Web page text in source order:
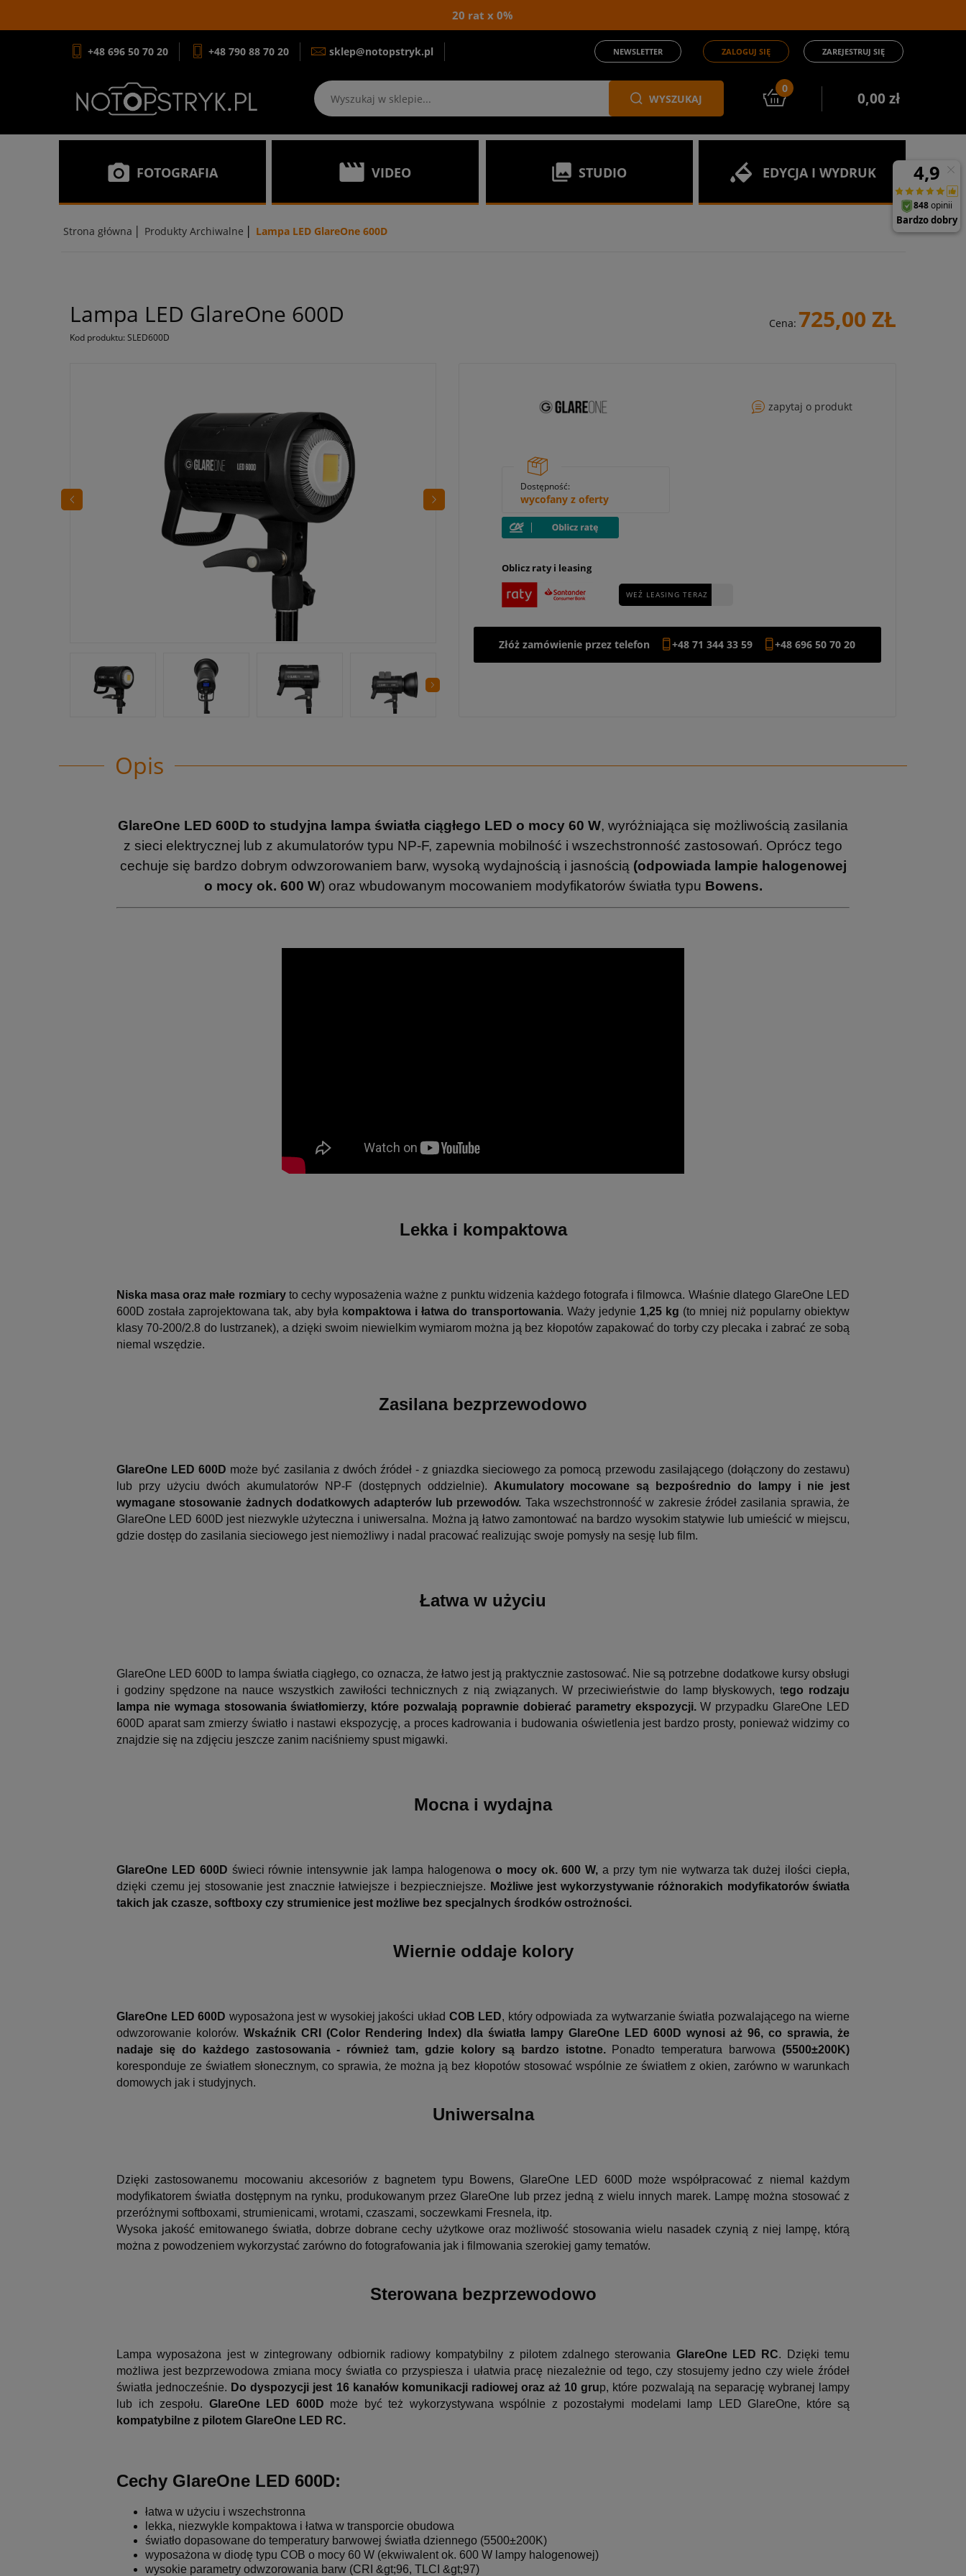
20 rat x 0%
+48 696 50 70 20 +48 790 88 70 20 sklep@notopstryk.pl NEWSLETTER ZALOGUJ SIĘ ZAREJESTRUJ SIĘ
WYSZUKAJ
0
0,00 zł
FOTOGRAFIA VIDEO STUDIO EDYCJA I WYDRUK
Strona główna | Produkty Archiwalne | Lampa LED GlareOne 600D
Lampa LED GlareOne 600D
Kod produktu: SLED600D
Cena: 725,00 ZŁ
zapytaj o produkt
Dostępność:
wycofany z oferty
Oblicz raty i leasing
WEŹ LEASING TERAZ
Złóż zamówienie przez telefon +48 71 344 33 59 +48 696 50 70 20
Opis
GlareOne LED 600D to studyjna lampa światła ciągłego LED o mocy 60 W, wyróżniająca się możliwością zasilania
z sieci elektrycznej lub z akumulatorów typu NP-F, zapewnia mobilność i wszechstronność zastosowań. Oprócz tego
cechuje się bardzo dobrym odwzorowaniem barw, wysoką wydajnością i jasnością (odpowiada lampie halogenowej
o mocy ok. 600 W) oraz wbudowanym mocowaniem modyfikatorów światła typu Bowens.
Lekka i kompaktowa
Niska masa oraz małe rozmiaryto cechy wyposażenia ważne z punktu widzenia każdego fotografa i filmowca. Właśnie dlatego GlareOne LED
600D została zaprojektowana tak, aby była kompaktowa i łatwa do transportowania. Waży jedynie 1,25 kg (to mniej niż popularny obiektyw
klasy 70-200/2.8 do lustrzanek), a dzięki swoim niewielkim wymiarom można ją bez kłopotów zapakować do torby czy plecaka i zabrać ze sobą
niemal wszędzie.
Zasilana bezprzewodowo
GlareOne LED 600D może być zasilania z dwóch źródeł - z gniazdka sieciowego za pomocą przewodu zasilającego (dołączony do zestawu)
lub przy użyciu dwóch akumulatorów NP-F (dostępnych oddzielnie). Akumulatory mocowane są bezpośrednio do lampy i nie jest
wymagane stosowanie żadnych dodatkowych adapterów lub przewodów. Taka wszechstronność w zakresie źródeł zasilania sprawia, że
GlareOne LED 600D jest niezwykle użyteczna i uniwersalna. Można ją łatwo zamontować na bardzo wysokim statywie lub umieścić w miejscu,
gdzie dostęp do zasilania sieciowego jest niemożliwy i nadal pracować realizując swoje pomysły na sesję lub film.
Łatwa w użyciu
GlareOne LED 600D to lampa światła ciągłego, co oznacza, że łatwo jest ją praktycznie zastosować. Nie są potrzebne dodatkowe kursy obsługi
i godziny spędzone na nauce wszystkich zawiłości technicznych z nią związanych. W przeciwieństwie do lamp błyskowych, tego rodzaju
lampa nie wymaga stosowania światłomierzy, które pozwalają poprawnie dobierać parametry ekspozycji.W przypadku GlareOne LED
600D aparat sam zmierzy światło i nastawi ekspozycję, a proces kadrowania i budowania oświetlenia jest bardzo prosty, ponieważ widzimy co
znajdzie się na zdjęciu jeszcze zanim naciśniemy spust migawki.
Mocna i wydajna
GlareOne LED 600D świeci równie intensywnie jak lampa halogenowa o mocy ok. 600 W, a przy tym nie wytwarza tak dużej ilości ciepła,
dzięki czemu jej stosowanie jest znacznie łatwiejsze i bezpieczniejsze. Możliwe jest wykorzystywanie różnorakich modyfikatorów światła
takich jak czasze, softboxy czy strumienice jest możliwe bez specjalnych środków ostrożności.
Wiernie oddaje kolory
GlareOne LED 600D wyposażona jest w wysokiej jakości układ COB LED, który odpowiada za wytwarzanie światła pozwalającego na wierne
odwzorowanie kolorów. Wskaźnik CRI (Color Rendering Index) dla światła lampy GlareOne LED 600D wynosi aż 96, co sprawia, że
nadaje się do każdego zastosowania - również tam, gdzie kolory są bardzo istotne.Ponadto temperatura barwowa (5500±200K)
koresponduje ze światłem słonecznym, co sprawia, że można ją bez kłopotów stosować wspólnie ze światłem z okien, zarówno w warunkach
domowych jak i studyjnych.
Uniwersalna
Dzięki zastosowanemu mocowaniu akcesoriów z bagnetem typu Bowens, GlareOne LED 600D może współpracować z niemal każdym
modyfikatorem światła dostępnym na rynku, produkowanym przez GlareOne lub przez jedną z wielu innych marek. Lampę można stosować z
przeróżnymi softboxami, strumienicami, wrotami, czaszami, soczewkami Fresnela, itp.
Wysoka jakość emitowanego światła, dobrze dobrane cechy użytkowe oraz możliwość stosowania wielu nasadek czynią z niej lampę, którą
można z powodzeniem wykorzystać zarówno do fotografowania jak i filmowania szerokiej gamy tematów.
Sterowana bezprzewodowo
Lampa wyposażona jest w zintegrowany odbiornik radiowy kompatybilny z pilotem zdalnego sterowania GlareOne LED RC. Dzięki temu
możliwa jest bezprzewodowa zmiana mocy światła co przyspiesza i ułatwia pracę niezależnie od tego, czy stosujemy jedno czy wiele źródeł
światła jednocześnie. Do dyspozycji jest 16 kanałów komunikacji radiowej oraz aż 10 grup, które pozwalają na separację wybranej lampy
lub ich zespołu. GlareOne LED 600D może być też wykorzystywana wspólnie z pozostałymi modelami lamp LED GlareOne, które są
kompatybilne z pilotem GlareOne LED RC.
Cechy GlareOne LED 600D:
łatwa w użyciu i wszechstronna
lekka, niezwykle kompaktowa i łatwa w transporcie obudowa
światło dopasowane do temperatury barwowej światła dziennego (5500±200K)
wyposażona w diodę typu COB o mocy 60 W (ekwiwalent ok. 600 W lampy halogenowej)
wysokie parametry odwzorowania barw (CRI &gt;96, TLCI &gt;97)